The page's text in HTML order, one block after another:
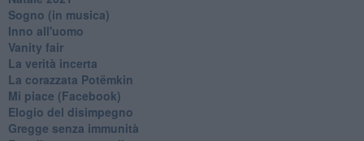
Sogno (in musica)
Inno all'uomo
Vanity fair
La verità incerta
La corazzata Potëmkin
Mi piace (Facebook)
Elogio del disimpegno
Gregge senza immunità